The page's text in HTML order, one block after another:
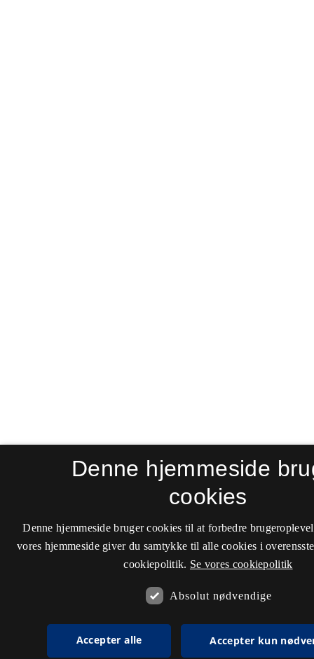
Denne hjemmeside
cookies
Denne hjemmeside bruger cookies til at forbedre
vores hjemmeside giver du samtykke til alle cookies i
cookiepolitik. Se vores cookiepolitik
Absolut nødvendige
Accepter alle Accepter kun